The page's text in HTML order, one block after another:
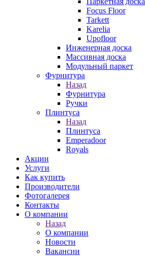
Focus Floor
Tarkett
Karelia
Upofloor
Инженерная доска
Массивная доска
Модульный паркет
Фурнитура
Назад
Фурнитура
Ручки
Плинтуса
Назад
Плинтуса
Emperadoor
Royals
Акции
Услуги
Как купить
Производители
Фотогалерея
Контакты
О компании
Назад
О компании
Новости
Вакансии